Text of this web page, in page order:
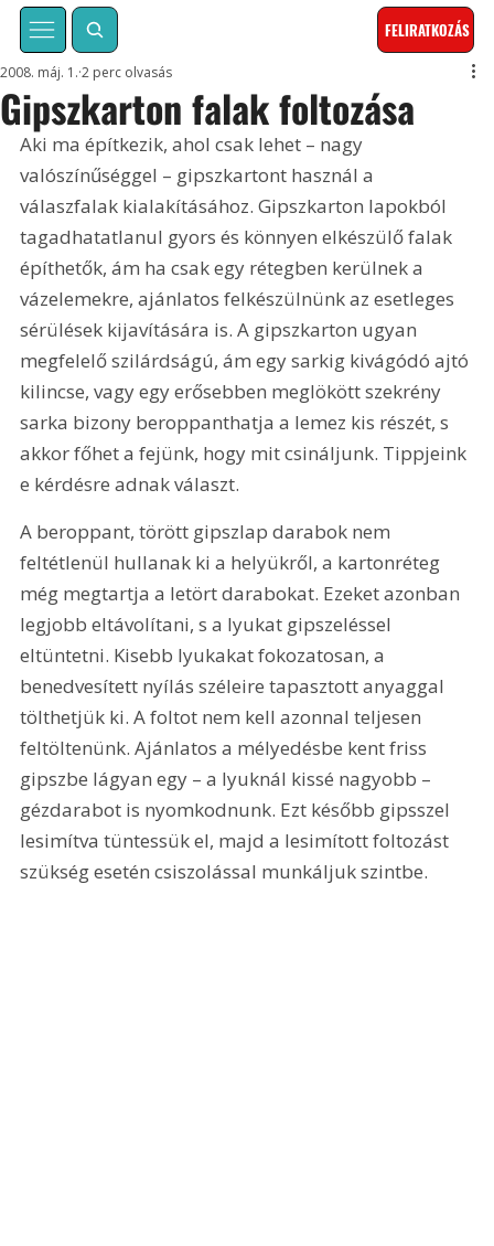
FELIRATKOZÁS
Gipszkarton falak foltozása
2008. máj. 1. 2 perc olvasás
Aki ma építkezik, ahol csak lehet – nagy
valószínűséggel – gipszkartont használ a
válaszfalak kialakításához. Gipszkarton lapokból
tagadhatatlanul gyors és könnyen elkészülő falak
építhetők, ám ha csak egy rétegben kerülnek a
vázelemekre, ajánlatos felkészülnünk az esetleges
sérülések kijavítására is. A gipszkarton ugyan
megfelelő szilárdságú, ám egy sarkig kivágódó ajtó
kilincse, vagy egy erősebben meglökött szekrény
sarka bizony beroppanthatja a lemez kis részét, s
akkor főhet a fejünk, hogy mit csináljunk. Tippjeink
e kérdésre adnak választ.
A beroppant, törött gipszlap darabok nem
feltétlenül hullanak ki a helyükről, a kartonréteg
még megtartja a letört darabokat. Ezeket azonban
legjobb eltávolítani, s a lyukat gipszeléssel
eltüntetni. Kisebb lyukakat fokozatosan, a
benedvesített nyílás széleire tapasztott anyaggal
tölthetjük ki. A foltot nem kell azonnal teljesen
feltöltenünk. Ajánlatos a mélyedésbe kent friss
gipszbe lágyan egy – a lyuknál kissé nagyobb –
gézdarabot is nyomkodnunk. Ezt később gipsszel
lesimítva tüntessük el, majd a lesimított foltozást
szükség esetén csiszolással munkáljuk szintbe.